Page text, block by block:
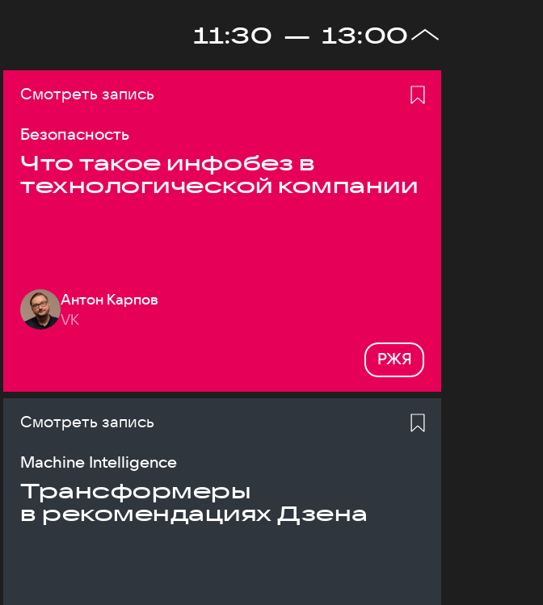
11:30 — 13:00
Смотреть запись
Безопасность
Что такое инфобез в
технологической компании
Антон Карпов
VK
РЖЯ
Смотреть запись
Machine Intelligence
Трансформеры
в рекомендациях Дзена